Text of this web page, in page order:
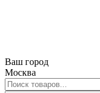
Ваш город
Москва